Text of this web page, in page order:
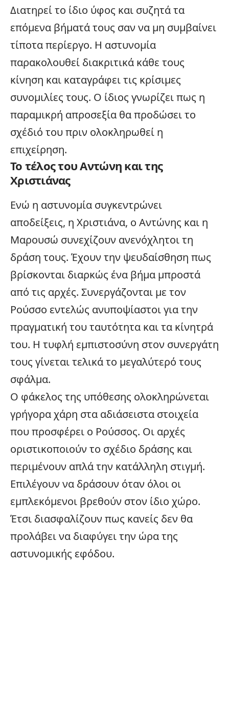
Διατηρεί το ίδιο ύφος και συζητά τα
επόμενα βήματά τους σαν να μη συμβαίνει
τίποτα περίεργο. Η αστυνομία
παρακολουθεί διακριτικά κάθε τους
κίνηση και καταγράφει τις κρίσιμες
συνομιλίες τους. Ο ίδιος γνωρίζει πως η
παραμικρή απροσεξία θα προδώσει το
σχέδιό του πριν ολοκληρωθεί η
επιχείρηση.
Το τέλος του Αντώνη και της
Χριστιάνας
Ενώ η αστυνομία συγκεντρώνει
αποδείξεις, η Χριστιάνα, ο Αντώνης και η
Μαρουσώ συνεχίζουν ανενόχλητοι τη
δράση τους. Έχουν την ψευδαίσθηση πως
βρίσκονται διαρκώς ένα βήμα μπροστά
από τις αρχές. Συνεργάζονται με τον
Ρούσσο εντελώς ανυποψίαστοι για την
πραγματική του ταυτότητα και τα κίνητρά
του. Η τυφλή εμπιστοσύνη στον συνεργάτη
τους γίνεται τελικά το μεγαλύτερό τους
σφάλμα.
Ο φάκελος της υπόθεσης ολοκληρώνεται
γρήγορα χάρη στα αδιάσειστα στοιχεία
που προσφέρει ο Ρούσσος. Οι αρχές
οριστικοποιούν το σχέδιο δράσης και
περιμένουν απλά την κατάλληλη στιγμή.
Επιλέγουν να δράσουν όταν όλοι οι
εμπλεκόμενοι βρεθούν στον ίδιο χώρο.
Έτσι διασφαλίζουν πως κανείς δεν θα
προλάβει να διαφύγει την ώρα της
αστυνομικής εφόδου.